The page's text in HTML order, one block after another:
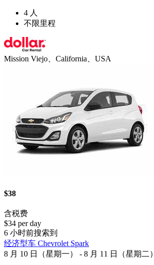
4 人
不限里程
Mission Viejo、California、USA
$38
含税费
$34 per day
6 小时前搜索到
经济型车 Chevrolet Spark
8 月 10 日（星期一） - 8 月 11 日（星期二）